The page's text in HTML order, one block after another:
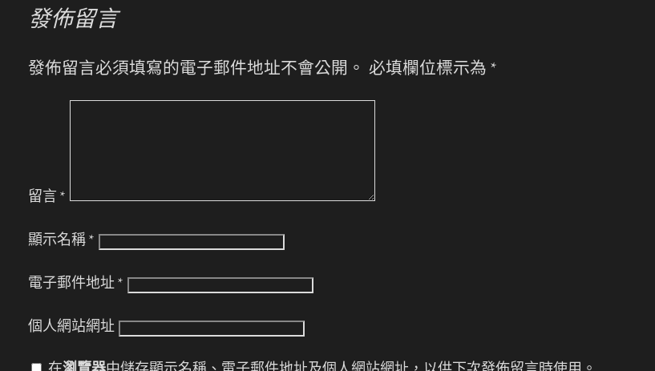
發佈留言
發佈留言必須填寫的電子郵件地址不會公開。 必填欄位標示為 *
留言 *
顯示名稱 *
電子郵件地址 *
個人網站網址